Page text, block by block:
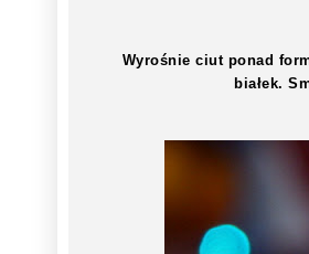
Wyrośnie ciut ponad
białek.